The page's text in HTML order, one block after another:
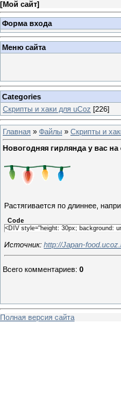
[Мой сайт]
Форма входа
Меню сайта
Categories
Скрипты и хаки для uCoz [226]
Главная » Файлы » Скрипты и
Новогодняя гирлянда у вас на
Растягивается по длиннее,
Code
<DIV style="height: 30px; background:
Источник: http://Japan-
Всего комментариев: 0
Полная версия сайта